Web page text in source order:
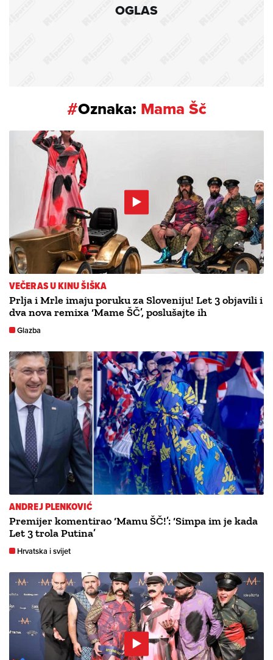
OGLAS
#Oznaka: Mama Šč
VEČERAS U KINU ŠIŠKA
Prlja i Mrle imaju poruku za Sloveniju! Let 3 objavili i
dva nova remixa ‘Mame ŠČ’, poslušajte ih
Glazba
ANDREJ PLENKOVIĆ
Premijer komentirao ‘Mamu ŠČ!’: ‘Simpa im je kada
Let 3 trola Putina’
Hrvatska i svijet